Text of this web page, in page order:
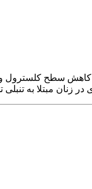
کاهش سطح کلسترول
زنان مبتلا به